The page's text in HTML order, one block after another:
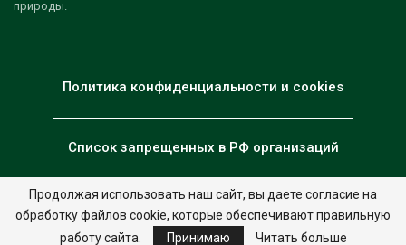
природы.
Политика конфиденциальности и cookies
Список запрещенных в РФ организаций
© 2026 - НИА "Экология". Все права защищены. Дизайн:nia.eco
Продолжая использовать наш сайт, вы даете согласие на
обработку файлов cookie, которые обеспечивают правильную
работу сайта.
Принимаю Читать больше